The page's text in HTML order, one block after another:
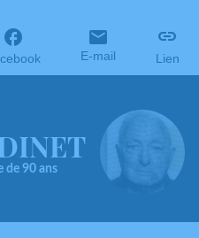
E-mail Lien
de 90 ans